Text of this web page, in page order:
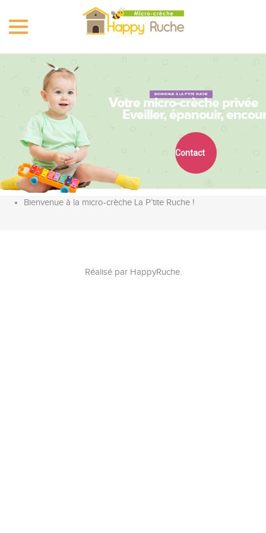
Toggle
BIENVENUE À LA P'TITE RUCHE
Votre micro-crèche privée
Eveiller, épanouir,
Contact
Bienvenue à la micro-crèche La P’tite Ruche !
Réalisé par HappyRuche.